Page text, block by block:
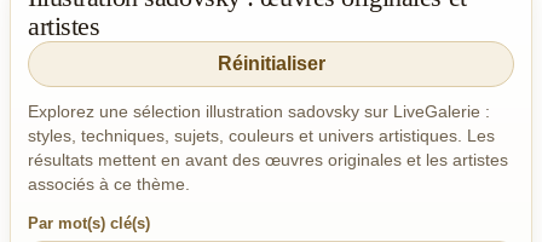
artistes
Réinitialiser
Explorez une sélection illustration sadovsky sur LiveGalerie :
styles, techniques, sujets, couleurs et univers artistiques. Les
résultats mettent en avant des œuvres originales et les artistes
associés à ce thème.
Par mot(s) clé(s)